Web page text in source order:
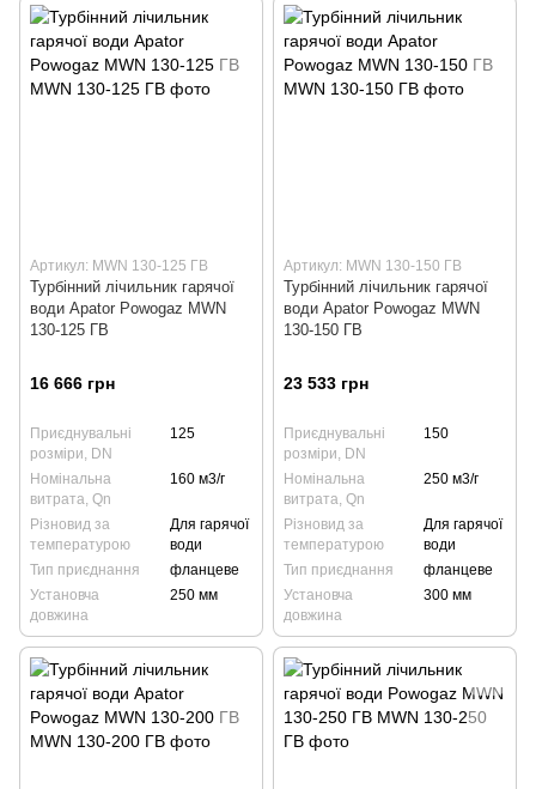
Артикул: MWN 130-125 ГВ
Турбінний лічильник гарячої
води Apator Powogaz MWN
130-125 ГВ
16 666 грн
Приєднувальні
розміри, DN
125
Номінальна
витрата, Qn
160 м3/г
Різновид за
температурою
Для гарячої
води
Тип приєднання
фланцеве
Установча
довжина
250 мм
Артикул: MWN 130-150 ГВ
Турбінний лічильник гарячої
води Apator Powogaz MWN
130-150 ГВ
23 533 грн
Приєднувальні
розміри, DN
150
Номінальна
витрата, Qn
250 м3/г
Різновид за
температурою
Для гарячої
води
Тип приєднання
фланцеве
Установча
довжина
300 мм